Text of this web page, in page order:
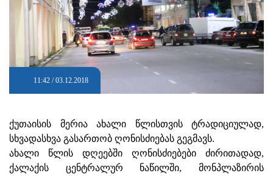
11:42 / 03.12.2018
ქუთაისის მერია ახალი წლისთვის ტრადიციულად,
სხვადასხვა გასართობ ღონისძიებას გეგმავს.
ახალი წლის დღეებში ღონისძიებები ძირითადად,
ქალაქის ცენტრალურ ნაწილში, მონპლაზირის